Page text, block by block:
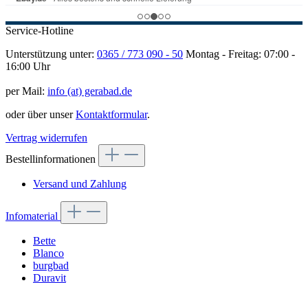
Service-Hotline
Unterstützung unter: 0365 / 773 090 - 50 Montag - Freitag: 07:00 -
16:00 Uhr
per Mail: info (at) gerabad.de
oder über unserKontaktformular.
Vertrag widerrufen
Bestellinformationen
Versand und Zahlung
Infomaterial
Bette
Blanco
burgbad
Duravit